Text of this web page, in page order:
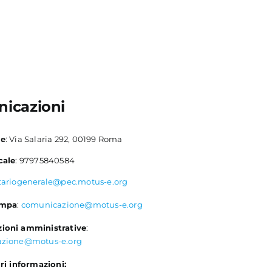
: Via Salaria 292, 00199 Roma
: 97975840584
e.org
: comunicazione@motus-e.org
amministrative:
e.org
informazioni: